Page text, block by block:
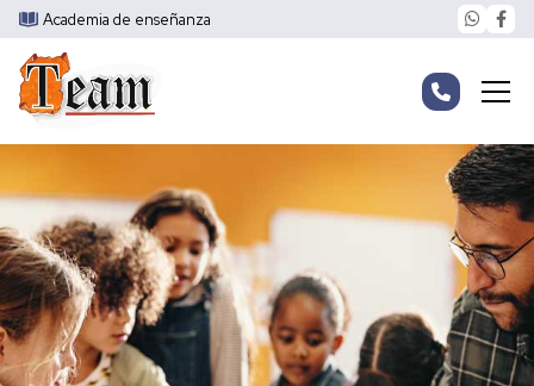
Academia de enseñanza